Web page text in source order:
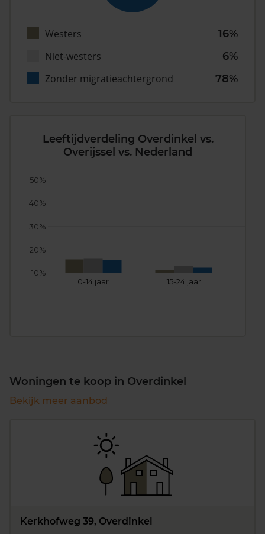
Westers
16%
Niet-westers
6%
Zonder migratieachtergrond
78%
Leeftijdverdeling Overdinkel vs.
Overijssel vs. Nederland
0-14 jaar 15-24 jaar
10%
20%
30%
40%
50%
Woningen te koop in Overdinkel
Bekijk meer aanbod
Kerkhofweg 39, Overdinkel